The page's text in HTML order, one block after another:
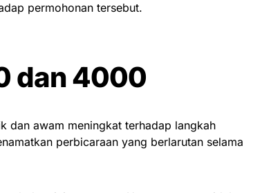
permohonan tersebut.
dan 4000
dan awam meningkat terhadap langkah
perbicaraan yang berlarutan selama